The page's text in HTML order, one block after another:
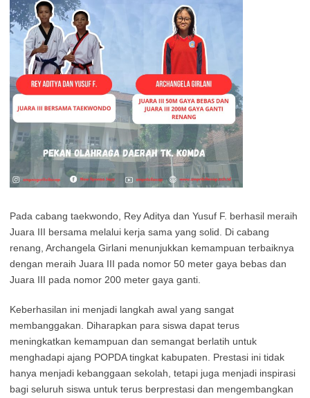
Pada cabang taekwondo, Rey Aditya dan Yusuf F. berhasil meraih
Juara III bersama melalui kerja sama yang solid. Di cabang
renang, Archangela Girlani menunjukkan kemampuan terbaiknya
dengan meraih Juara III pada nomor 50 meter gaya bebas dan
Juara III pada nomor 200 meter gaya ganti.
Keberhasilan ini menjadi langkah awal yang sangat
membanggakan. Diharapkan para siswa dapat terus
meningkatkan kemampuan dan semangat berlatih untuk
menghadapi ajang POPDA tingkat kabupaten. Prestasi ini tidak
hanya menjadi kebanggaan sekolah, tetapi juga menjadi inspirasi
bagi seluruh siswa untuk terus berprestasi dan mengembangkan